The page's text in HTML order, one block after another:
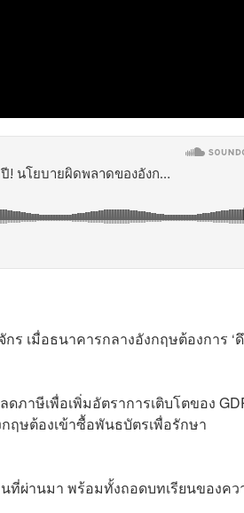
เมื่อธนาคารกลางอังกฤษต้องการ ‘
ภาษีเพื่อเพิ่มอัตราการเติบโตของ
ฤษต้องเข้าซื้อพันธบัตรเพื่อรักษา
ที่ผ่านมา พร้อมทั้งถอดบทเรียนของคว